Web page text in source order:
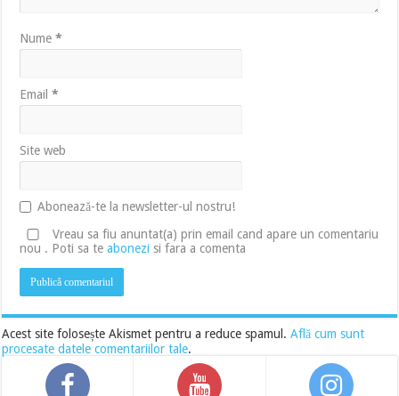
Nume*
Email*
Site web
Abonează-te la newsletter-ul nostru!
Vreau sa fiu anuntat(a) prin email cand apare un comentariu
nou . Poti sa teabonezi si fara a comenta
Acest site folosește Akismet pentru a reduce spamul.Află cum sunt
procesate datele comentariilor tale.